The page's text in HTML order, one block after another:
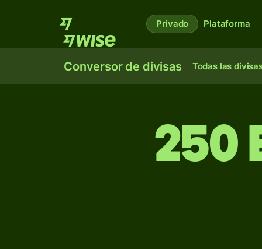
Privado Plataforma
Conversor de divisas Todas las
250